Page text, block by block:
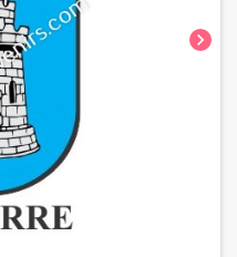
chevron_right